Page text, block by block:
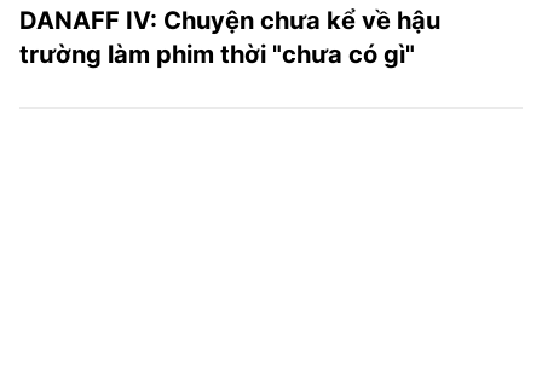
DANAFF IV: Chuyện chưa kể về hậu
trường làm phim thời "chưa có gì"